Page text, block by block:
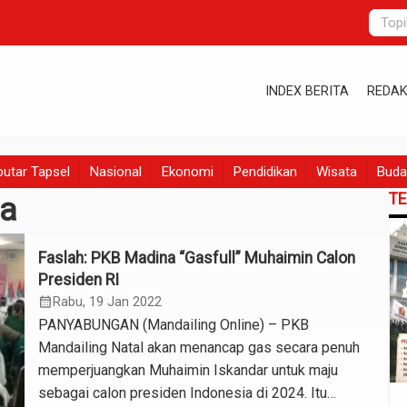
INDEX BERITA
Tapsel Nasional Ekonomi Pendidikan Wisata
Faslah: PKB Madina “Gasfull” Muhaimin Calon
Presiden RI
calendar_month Rabu, 19 Jan 2022
PANYABUNGAN (Mandailing Online) – PKB
Mandailing Natal akan menancap gas secara penuh
memperjuangkan Muhaimin Iskandar untuk maju
sebagai calon presiden Indonesia di 2024. Itu